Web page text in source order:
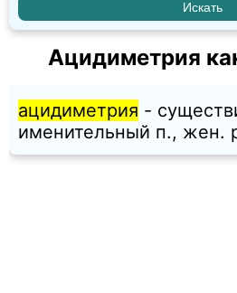
Ацидиметрия
ацидиметрия -
именительный п., жен.